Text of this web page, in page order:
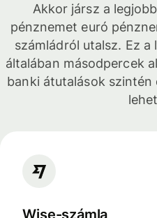
Akkor jársz a
pénznemet euró
számládról utalsz. Ez
általában másodpercek
banki átutalások szintén
Wise-számla